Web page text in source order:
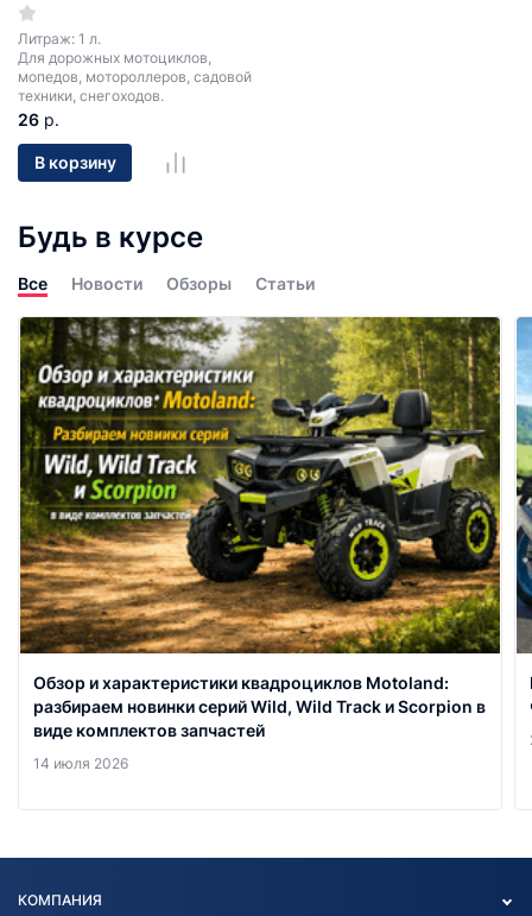
Литраж: 1 л.
Для дорожных мотоциклов,
мопедов, мотороллеров, садовой
техники, снегоходов.
26 р.
В корзину
Будь в курсе
Все Новости Обзоры Статьи
Обзор и характеристики квадроциклов Motoland:
разбираем новинки серий Wild, Wild Track и Scorpion в
виде комплектов запчастей
14 июля 2026
КОМПАНИЯ